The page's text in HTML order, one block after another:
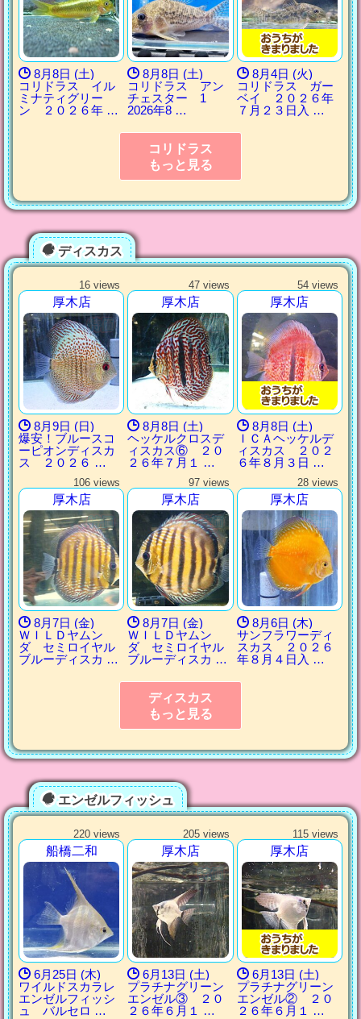
8月8日 (土)
コリドラス イル
ミナティグリー
ン ２０２６年 …
8月8日 (土)
コリドラス アン
チェスター 1
2026年8 …
8月4日 (火)
コリドラス ガー
ベイ ２０２６年
７月２３日入 …
コリドラス
もっと見る
ディスカス
16 views
厚木店
8月9日 (日)
爆安！ブルースコ
ーピオンディスカ
ス ２０２６ …
47 views
厚木店
8月8日 (土)
ヘッケルクロスデ
ィスカス⑥ ２０
２６年７月１ …
54 views
厚木店
8月8日 (土)
ＩＣＡヘッケルデ
ィスカス ２０２
６年８月３日 …
106 views
厚木店
8月7日 (金)
ＷＩＬＤヤムン
ダ セミロイヤル
ブルーディスカ …
97 views
厚木店
8月7日 (金)
ＷＩＬＤヤムン
ダ セミロイヤル
ブルーディスカ …
28 views
厚木店
8月6日 (木)
サンフラワーディ
スカス ２０２６
年８月４日入 …
ディスカス
もっと見る
エンゼルフィッシュ
220 views
船橋二和
6月25日 (木)
ワイルドスカラレ
エンゼルフィッシ
ュ バルセロ …
205 views
厚木店
6月13日 (土)
プラチナグリーン
エンゼル③ ２０
２６年６月１ …
115 views
厚木店
6月13日 (土)
プラチナグリーン
エンゼル② ２０
２６年６月１ …